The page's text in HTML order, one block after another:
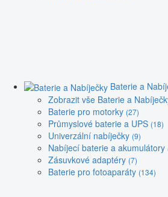
Baterie a
Zobrazit vše Baterie a
Baterie pro motorky (27)
Průmyslové baterie a UPS (18)
Univerzální nabíječky (9)
Nabíjecí baterie a akumulátory
Zásuvkové adaptéry (7)
Baterie pro fotoaparáty (134)